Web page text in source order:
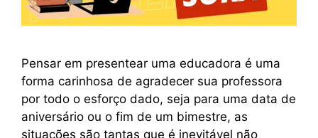
Pensar em presentear uma educadora é uma
forma carinhosa de agradecer sua professora
por todo o esforço dado, seja para uma data de
aniversário ou o fim de um bimestre, as
situações são tantas que é inevitável não